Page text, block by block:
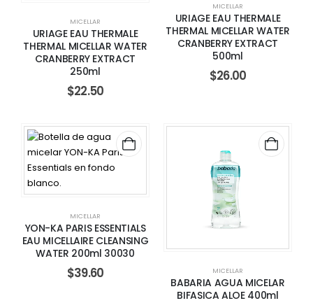
MICELLAR
URIAGE EAU THERMALE
THERMAL MICELLAR WATER
CRANBERRY EXTRACT
250ml
$22.50
MICELLAR
URIAGE EAU THERMALE
THERMAL MICELLAR WATER
CRANBERRY EXTRACT
500ml
$26.00
MICELLAR
YON-KA PARIS ESSENTIALS
EAU MICELLAIRE CLEANSING
WATER 200ml 30030
$39.60 MICELLAR
BABARIA AGUA MICELAR
BIFASICA ALOE 400ml